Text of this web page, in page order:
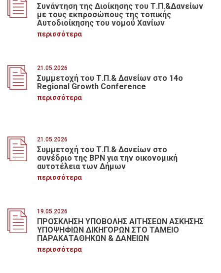
Συνάντηση της Διοίκησης του Τ.Π.&Δανείων
με τους εκπροσώπους της τοπικής
Αυτοδιοίκησης του νομού Χανίων
περισσότερα
21.05.2026
Συμμετοχή του Τ.Π.& Δανείων στο 14ο
Regional Growth Conference
περισσότερα
21.05.2026
Συμμετοχή του Τ.Π.& Δανείων στο
συνέδριο της BPN για την οικονομική
αυτοτέλεια των Δήμων
περισσότερα
19.05.2026
ΠΡΟΣΚΛΗΣΗ ΥΠΟΒΟΛΗΣ ΑΙΤΗΣΕΩΝ ΑΣΚΗΣΗΣ
ΥΠΟΨΗΦΙΩΝ ΔΙΚΗΓΟΡΩΝ ΣΤΟ ΤΑΜΕΙΟ
ΠΑΡΑΚΑΤΑΘΗΚΩΝ & ΔΑΝΕΙΩΝ
περισσότερα